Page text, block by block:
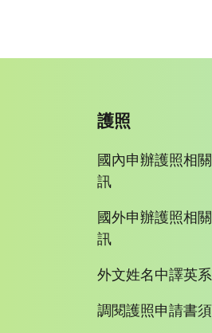
護照
國內申辦護照相
訊
國外申辦護照相
訊
外文姓名中譯英
調閱護照申請書